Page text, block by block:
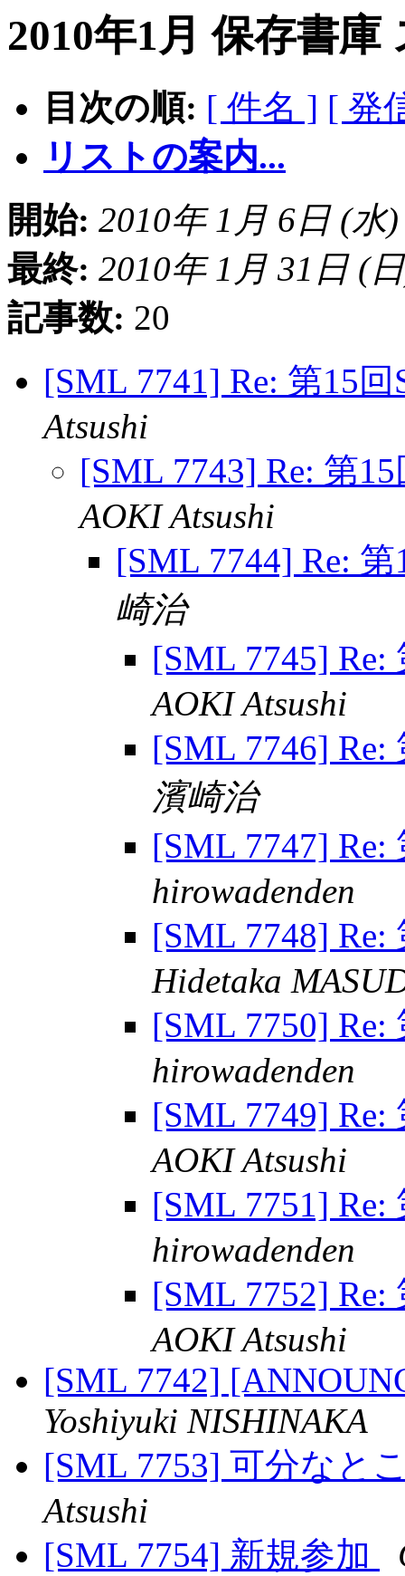
2010年1月 保存書庫
目次の順: [ 件名 ] [ 発
リストの案内...
開始: 2010年 1月 6日 (水
最終: 2010年 1月 31日 (
記事数: 20
[SML 7741] Re: 第15
Atsushi
[SML 7743] Re: 第
AOKI Atsushi
[SML 7744] Re:
崎治
[SML 7745]
AOKI Atsushi
[SML 7746]
濱崎治
[SML 7747]
hirowadenden
[SML 7748]
Hidetaka
[SML 7750]
hirowadenden
[SML 7749]
AOKI Atsushi
[SML 7751]
hirowadenden
[SML 7752]
AOKI Atsushi
[SML 7742]
Yoshiyuki NISHINAKA
[SML 7753] 可分なと
Atsushi
[SML 7754] 新規参加